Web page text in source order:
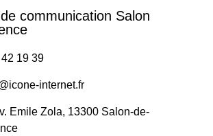
communication Salon
19 39
internet.fr
Emile Zola, 13300 Salon-de-